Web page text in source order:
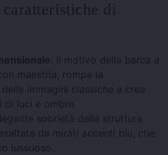
di
: il motivo della barca a
maestria, rompe la
immagini classiche e crea
di luci e ombre.
sobrietà della struttura
da mirati accenti blu, che
lussuoso.